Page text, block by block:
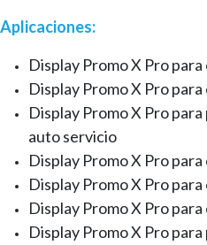
Aplicaciones:
Display Promo X Pro
Display Promo X Pro
Display Promo X Pro
auto servicio
Display Promo X Pro
Display Promo X Pro
Display Promo X Pro
Display Promo X Pro